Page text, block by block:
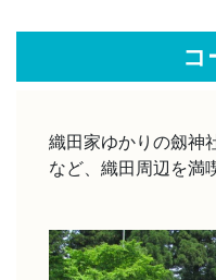
コ
織田家ゆかりの劔神
など、織田周辺を満